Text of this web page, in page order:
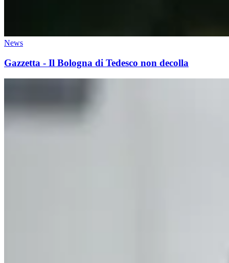
News
Gazzetta - Il Bologna di Tedesco non decolla